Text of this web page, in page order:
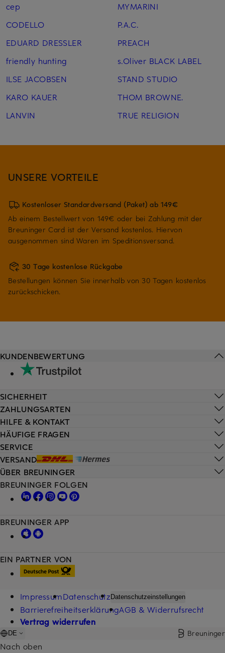
cep
CODELLO
EDUARD DRESSLER
friendly hunting
ILSE JACOBSEN
KARO KAUER
LANVIN
MYMARINI
P.A.C.
PREACH
s.Oliver BLACK LABEL
STAND STUDIO
THOM BROWNE.
TRUE RELIGION
UNSERE VORTEILE
Kostenloser Standardversand (Paket) ab 149€
Ab einem Bestellwert von 149€ oder bei Zahlung mit der
Breuninger Card ist der Versand kostenlos. Hiervon
ausgenommen sind Waren im Speditionsversand.
30 Tage kostenlose Rückgabe
Bestellungen können Sie innerhalb von 30 Tagen kostenlos
zurückschicken.
HILFE & KONTAKT
HÄUFIGE FRAGEN
SERVICE
VERSAND
KUNDENBEWERTUNG
SICHERHEIT
ZAHLUNGSARTEN
ÜBER BREUNINGER
EIN PARTNER VON
BREUNINGER FOLGEN
BREUNINGER APP
ImpressumDatenschutz Datenschutzeinstellungen
BarrierefreiheitserklärungAGB & Widerrufsrecht
Vertrag widerrufen
DE Breuninger
Nach oben